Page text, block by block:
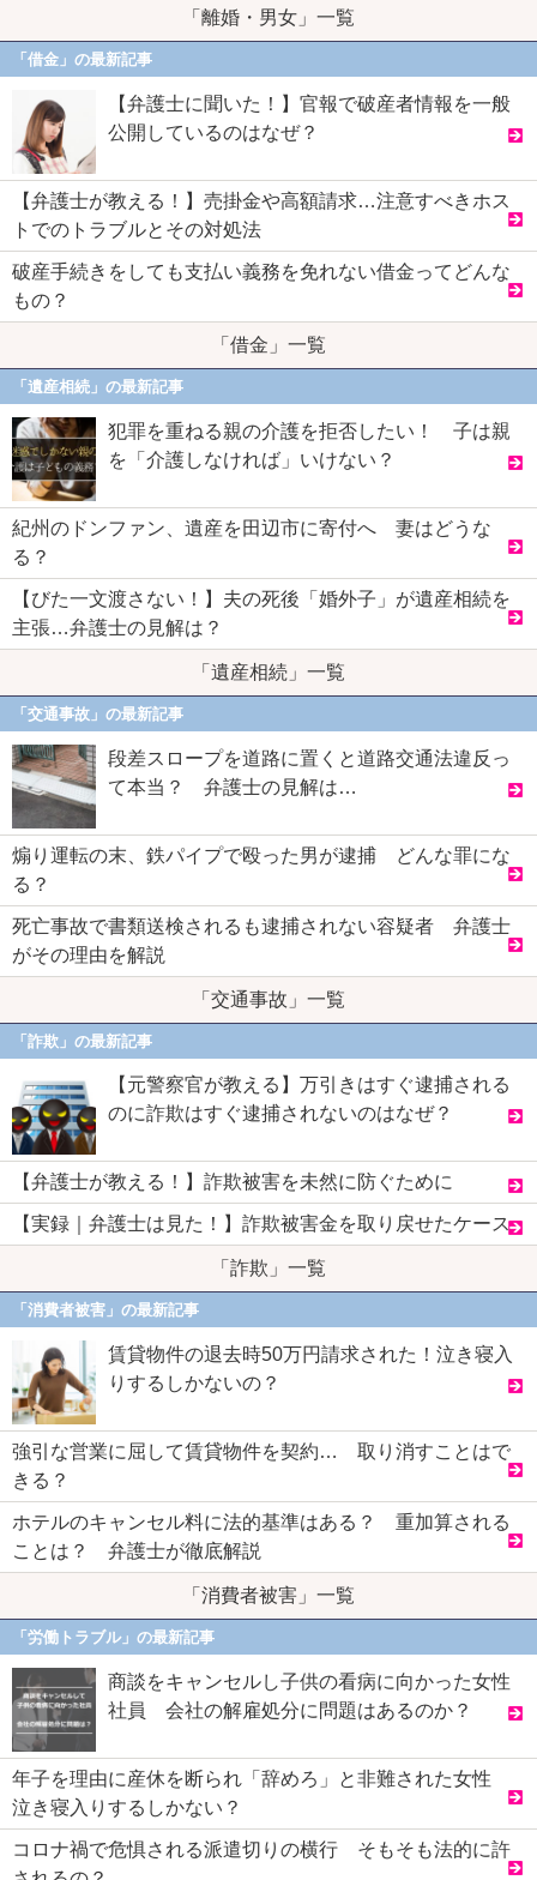
「離婚・男女」一覧
「借金」の最新記事
【弁護士に聞いた！】官報で破産者情報を一般
公開しているのはなぜ？
【弁護士が教える！】売掛金や高額請求…注意すべきホス
トでのトラブルとその対処法
破産手続きをしても支払い義務を免れない借金ってどんな
もの？
「借金」一覧
「遺産相続」の最新記事
犯罪を重ねる親の介護を拒否したい！ 子は親
を「介護しなければ」いけない？
紀州のドンファン、遺産を田辺市に寄付へ 妻はどうな
る？
【びた一文渡さない！】夫の死後「婚外子」が遺産相続を
主張…弁護士の見解は？
「遺産相続」一覧
「交通事故」の最新記事
段差スロープを道路に置くと道路交通法違反っ
て本当？ 弁護士の見解は…
煽り運転の末、鉄パイプで殴った男が逮捕 どんな罪にな
る？
死亡事故で書類送検されるも逮捕されない容疑者 弁護士
がその理由を解説
「交通事故」一覧
「詐欺」の最新記事
【元警察官が教える】万引きはすぐ逮捕される
のに詐欺はすぐ逮捕されないのはなぜ？
【弁護士が教える！】詐欺被害を未然に防ぐために
【実録｜弁護士は見た！】詐欺被害金を取り戻せたケース
「詐欺」一覧
「消費者被害」の最新記事
賃貸物件の退去時50万円請求された！泣き寝入
りするしかないの？
強引な営業に屈して賃貸物件を契約… 取り消すことはで
きる？
ホテルのキャンセル料に法的基準はある？ 重加算される
ことは？ 弁護士が徹底解説
「消費者被害」一覧
「労働トラブル」の最新記事
商談をキャンセルし子供の看病に向かった女性
社員 会社の解雇処分に問題はあるのか？
年子を理由に産休を断られ「辞めろ」と非難された女性
泣き寝入りするしかない？
コロナ禍で危惧される派遣切りの横行 そもそも法的に許